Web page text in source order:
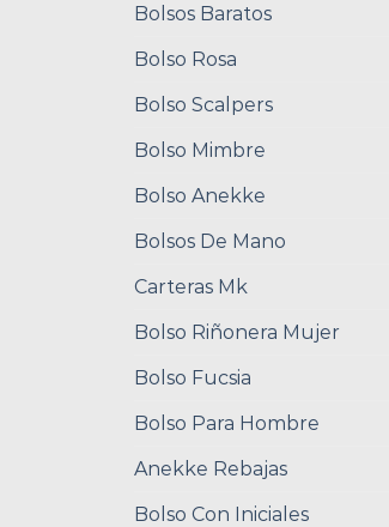
Bolsos Baratos
Bolso Rosa
Bolso Scalpers
Bolso Mimbre
Bolso Anekke
Bolsos De Mano
Carteras Mk
Bolso Riñonera Mujer
Bolso Fucsia
Bolso Para Hombre
Anekke Rebajas
Bolso Con Iniciales